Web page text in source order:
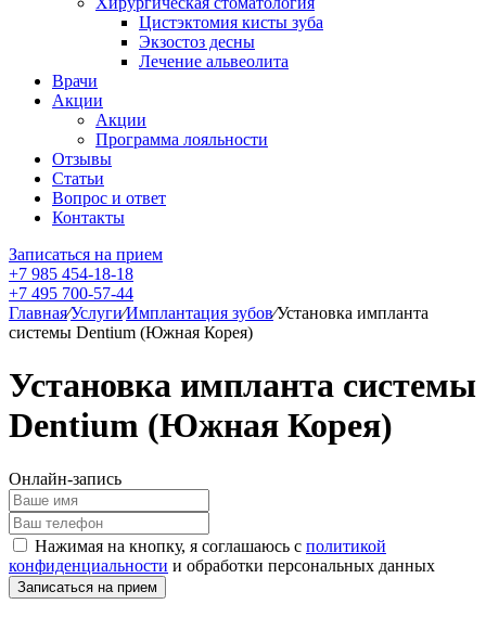
Цистэктомия кисты зуба
Экзостоз десны
Лечение альвеолита
Врачи
Акции
Акции
Программа лояльности
Отзывы
Статьи
Вопрос и ответ
Контакты
Записаться на прием
+7 985 454-18-18
+7 495 700-57-44
Главная⁄Услуги⁄Имплантация зубов⁄Установка импланта
системы Dentium (Южная Корея)
Установка импланта системы
Dentium (Южная Корея)
Онлайн-запись
Нажимая на кнопку, я соглашаюсь с политикой
конфиденциальности и обработки персональных данных